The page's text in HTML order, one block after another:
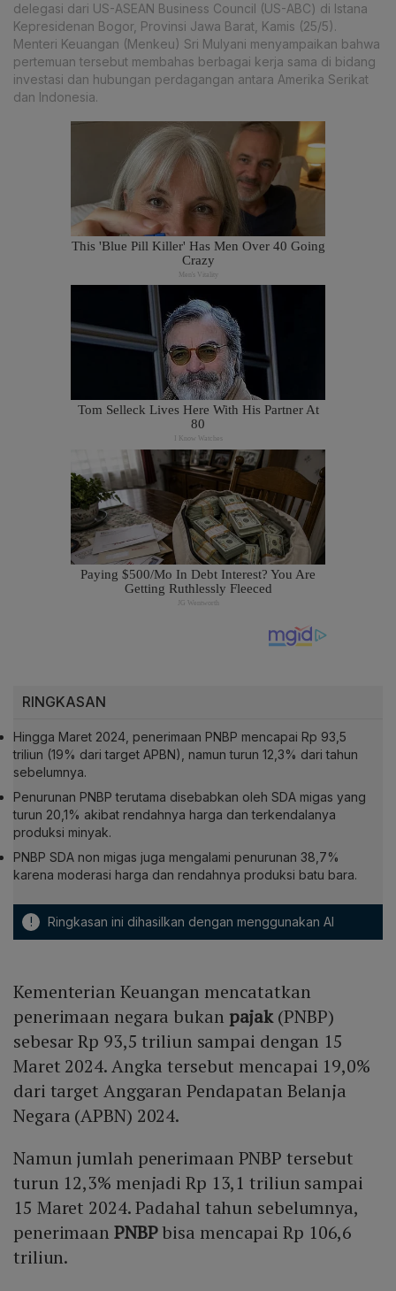
delegasi dari US-ASEAN Business Council (US-ABC) di Istana
Kepresidenan Bogor, Provinsi Jawa Barat, Kamis (25/5).
Menteri Keuangan (Menkeu) Sri Mulyani menyampaikan bahwa
pertemuan tersebut membahas berbagai kerja sama di bidang
investasi dan hubungan perdagangan antara Amerika Serikat
dan Indonesia.
RINGKASAN
Hingga Maret 2024, penerimaan PNBP mencapai Rp 93,5
triliun (19% dari target APBN), namun turun 12,3% dari tahun
sebelumnya.
Penurunan PNBP terutama disebabkan oleh SDA migas yang
turun 20,1% akibat rendahnya harga dan terkendalanya
produksi minyak.
PNBP SDA non migas juga mengalami penurunan 38,7%
karena moderasi harga dan rendahnya produksi batu bara.
! Ringkasan ini dihasilkan dengan menggunakan AI
Kementerian Keuangan mencatatkan
penerimaan negara bukan pajak(PNBP)
sebesar Rp 93,5 triliun sampai dengan 15
Maret 2024. Angka tersebut mencapai 19,0%
dari target Anggaran Pendapatan Belanja
Negara (APBN) 2024.
Namun jumlah penerimaan PNBP tersebut
turun 12,3% menjadi Rp 13,1 triliun sampai
15 Maret 2024. Padahal tahun sebelumnya,
penerimaan PNBPbisa mencapai Rp 106,6
triliun.